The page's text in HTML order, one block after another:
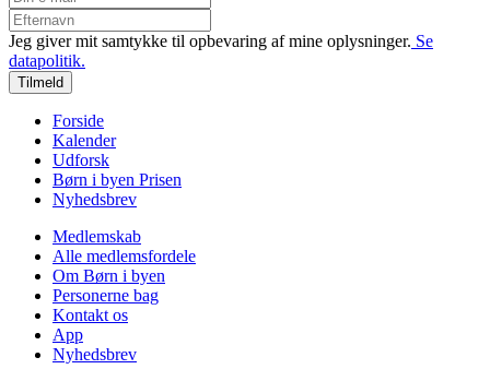
Jeg giver mit samtykke til opbevaring af mine oplysninger. Se
datapolitik.
Tilmeld
Forside
Kalender
Udforsk
Børn i byen Prisen
Nyhedsbrev
Medlemskab
Alle medlemsfordele
Om Børn i byen
Personerne bag
Kontakt os
App
Nyhedsbrev